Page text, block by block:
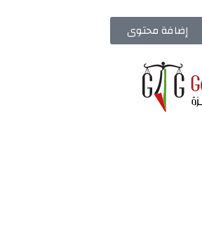
إضافة محتوى